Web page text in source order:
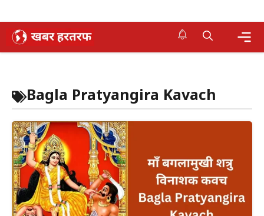
Skip
Bagla Pratyangira Kavach